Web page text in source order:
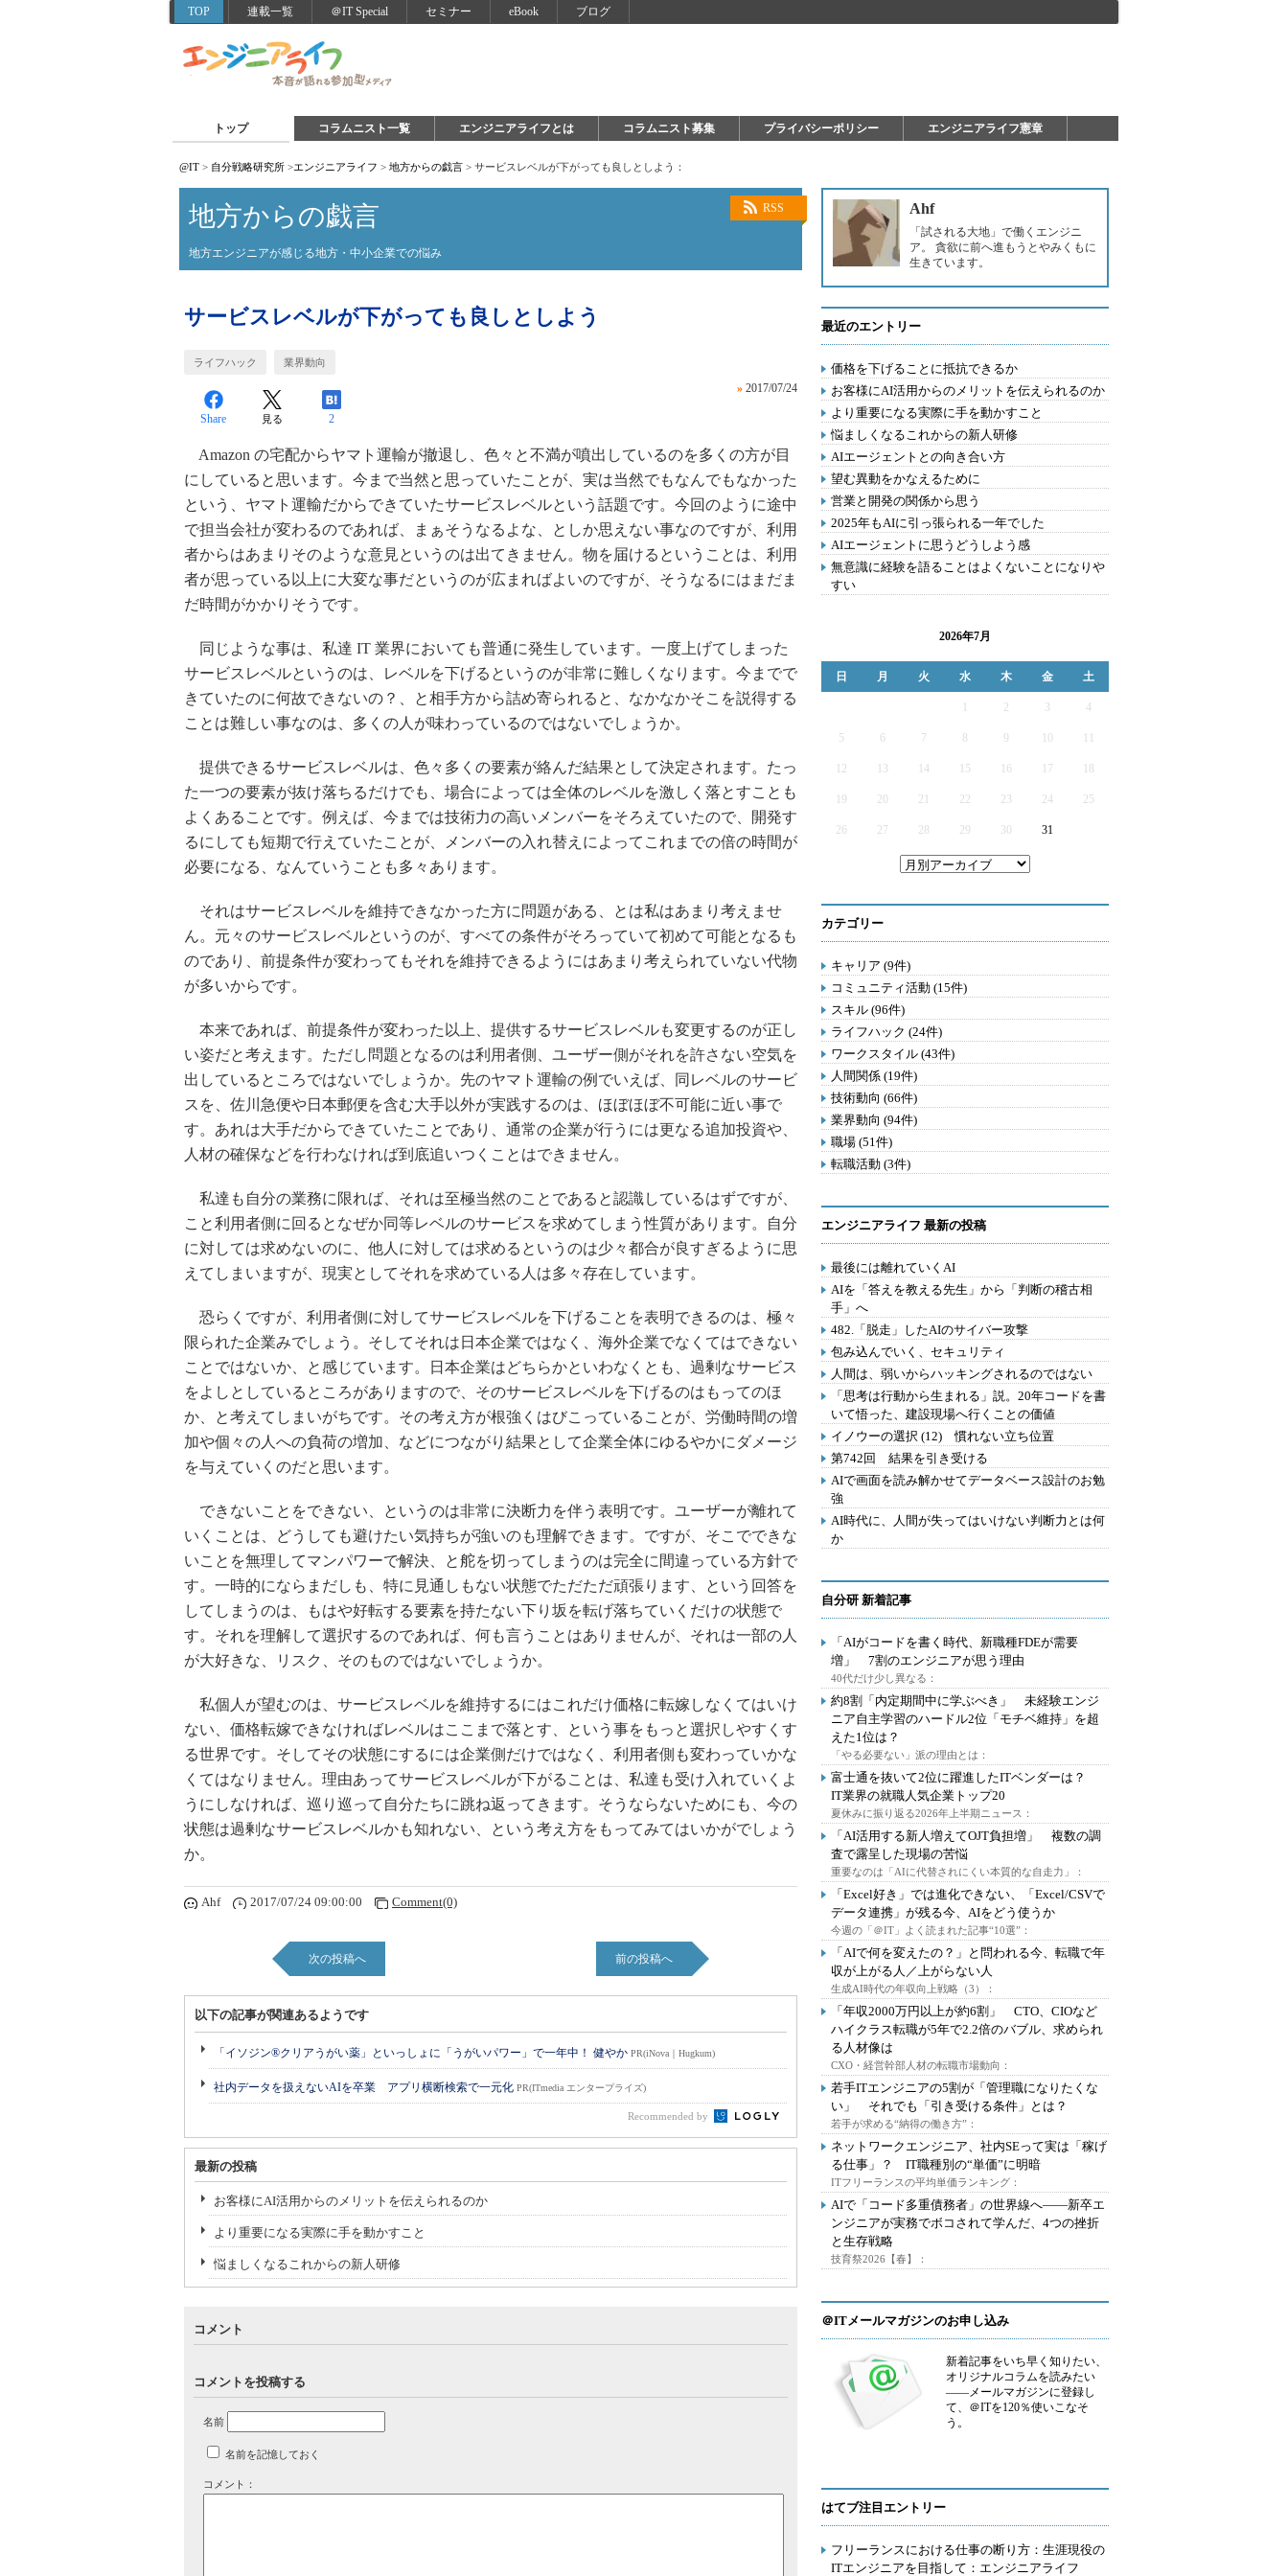
TOP 連載一覧 ＠IT Special セミナー eBook ブログ
トップ コラムニスト一覧 エンジニアライフとは コラムニスト募集 プライバシーポリシー エンジニアライフ憲章
@IT > 自分戦略研究所 >エンジニアライフ > 地方からの戯言 > サービスレベルが下がっても良しとしよう：
RSS
地方からの戯言
地方エンジニアが感じる地方・中小企業での悩み
サービスレベルが下がっても良しとしよう
ライフハック 業界動向
» 2017/07/24
Share 見る 2
Amazon の宅配からヤマト運輸が撤退し、色々と不満が噴出しているのを多くの方が目
にしていると思います。今まで当然と思っていたことが、実は当然でもなんでもなかった
という、ヤマト運輸だからできていたサービスレベルという話題です。今回のように途中
で担当会社が変わるのであれば、まぁそうなるよな、としか思えない事なのですが、利用
者からはあまりそのような意見というのは出てきません。物を届けるということは、利用
者が思っている以上に大変な事だというのが広まればよいのですが、そうなるにはまだま
だ時間がかかりそうです。
同じような事は、私達 IT 業界においても普通に発生しています。一度上げてしまった
サービスレベルというのは、レベルを下げるというのが非常に難しくなります。今までで
きていたのに何故できないの？、と相手方から詰め寄られると、なかなかそこを説得する
ことは難しい事なのは、多くの人が味わっているのではないでしょうか。
提供できるサービスレベルは、色々多くの要素が絡んだ結果として決定されます。たっ
た一つの要素が抜け落ちるだけでも、場合によっては全体のレベルを激しく落とすことも
よくあることです。例えば、今までは技術力の高いメンバーをそろえていたので、開発す
るにしても短期で行えていたことが、メンバーの入れ替えによってこれまでの倍の時間が
必要になる、なんていうことも多々あります。
それはサービスレベルを維持できなかった方に問題がある、とは私はあまり考えませ
ん。元々のサービスレベルというのが、すべての条件がそろっていて初めて可能となるも
のであり、前提条件が変わってもそれを維持できるようにはあまり考えられていない代物
が多いからです。
本来であれば、前提条件が変わった以上、提供するサービスレベルも変更するのが正し
い姿だと考えます。ただし問題となるのは利用者側、ユーザー側がそれを許さない空気を
出しているところではないでしょうか。先のヤマト運輸の例でいえば、同レベルのサービ
スを、佐川急便や日本郵便を含む大手以外が実践するのは、ほぼほぼ不可能に近い事で
す。あれは大手だからできていたことであり、通常の企業が行うには更なる追加投資や、
人材の確保などを行わなければ到底追いつくことはできません。
私達も自分の業務に限れば、それは至極当然のことであると認識しているはずですが、
こと利用者側に回るとなぜか同等レベルのサービスを求めてしまう性質があります。自分
に対しては求めないのに、他人に対しては求めるというのは少々都合が良すぎるように思
えてしまいますが、現実としてそれを求めている人は多々存在しています。
恐らくですが、利用者側に対してサービスレベルを下げることを表明できるのは、極々
限られた企業みでしょう。そしてそれは日本企業ではなく、海外企業でなくてはできない
ことではないか、と感じています。日本企業はどちらかといわなくとも、過剰なサービス
をよしとしているところがありますので、そのサービスレベルを下げるのはもってのほ
か、と考えてしまいがちです。その考え方が根強くはびこっていることが、労働時間の増
加や個々の人への負荷の増加、などにつながり結果として企業全体にゆるやかにダメージ
を与えていくのだと思います。
できないことをできない、というのは非常に決断力を伴う表明です。ユーザーが離れて
いくことは、どうしても避けたい気持ちが強いのも理解できます。ですが、そこでできな
いことを無理してマンパワーで解決、と舵を切ってしまうのは完全に間違っている方針で
す。一時的にならまだしも、特に見通しもない状態でただただ頑張ります、という回答を
してしまうのは、もはや好転する要素を持たない下り坂を転げ落ちていくだけの状態で
す。それを理解して選択するのであれば、何も言うことはありませんが、それは一部の人
が大好きな、リスク、そのものではないでしょうか。
私個人が望むのは、サービスレベルを維持するにはこれだけ価格に転嫁しなくてはいけ
ない、価格転嫁できなければレベルはここまで落とす、という事をもっと選択しやすくす
る世界です。そしてその状態にするには企業側だけではなく、利用者側も変わっていかな
くてはなりません。理由あってサービスレベルが下がることは、私達も受け入れていくよ
うにしなければ、巡り巡って自分たちに跳ね返ってきます。そうならないためにも、今の
状態は過剰なサービスレベルかも知れない、という考え方をもってみてはいかがでしょう
か。
Ahf 2017/07/24 09:00:00 Comment(0)
次の投稿へ 前の投稿へ
以下の記事が関連あるようです
「イソジン®クリアうがい薬」といっしょに「うがいパワー」で一年中！ 健やか PR(iNova｜Hugkum)
社内データを扱えないAIを卒業 アプリ横断検索で一元化 PR(ITmedia エンタープライズ)
Recommended by
最新の投稿
お客様にAI活用からのメリットを伝えられるのか
より重要になる実際に手を動かすこと
悩ましくなるこれからの新人研修
コメント
コメントを投稿する
名前
名前を記憶しておく
コメント：
Ahf
「試される大地」で働くエンジニ
ア。 貪欲に前へ進もうとやみくもに
生きています。
最近のエントリー
価格を下げることに抵抗できるか
お客様にAI活用からのメリットを伝えられるのか
より重要になる実際に手を動かすこと
悩ましくなるこれからの新人研修
AIエージェントとの向き合い方
望む異動をかなえるために
営業と開発の関係から思う
2025年もAIに引っ張られる一年でした
AIエージェントに思うどうしよう感
無意識に経験を語ることはよくないことになりや
すい
2026年7月
日 月 火 水 木 金 土
2 3 4
5 6 7 9
12 13 14 15 16 17
19 20 21 22 23 24 25
26 27 28 29 30 31
カテゴリー
キャリア (9件)
コミュニティ活動 (15件)
スキル (96件)
ライフハック (24件)
ワークスタイル (43件)
人間関係 (19件)
技術動向 (66件)
業界動向 (94件)
職場 (51件)
転職活動 (3件)
エンジニアライフ 最新の投稿
最後には離れていくAI
AIを「答えを教える先生」から「判断の稽古相
手」へ
482.「脱走」したAIのサイバー攻撃
包み込んでいく、セキュリティ
人間は、弱いからハッキングされるのではない
「思考は行動から生まれる」説。20年コードを書
いて悟った、建設現場へ行くことの価値
イノウーの選択 (12) 慣れない立ち位置
第742回 結果を引き受ける
AIで画面を読み解かせてデータベース設計のお勉
強
AI時代に、人間が失ってはいけない判断力とは何
か
自分研 新着記事
「AIがコードを書く時代、新職種FDEが需要
増」 7割のエンジニアが思う理由
40代だけ少し異なる：
約8割「内定期間中に学ぶべき」 未経験エンジ
ニア自主学習のハードル2位「モチベ維持」を超
えた1位は？
「やる必要ない」派の理由とは：
富士通を抜いて2位に躍進したITベンダーは？
IT業界の就職人気企業トップ20
夏休みに振り返る2026年上半期ニュース：
「AI活用する新人増えてOJT負担増」 複数の調
査で露呈した現場の苦悩
重要なのは「AIに代替されにくい本質的な自走力」：
「Excel好き」では進化できない、「Excel/CSVで
データ連携」が残る今、AIをどう使うか
今週の「＠IT」よく読まれた記事“10選”：
「AIで何を変えたの？」と問われる今、転職で年
収が上がる人／上がらない人
生成AI時代の年収向上戦略（3）：
「年収2000万円以上が約6割」 CTO、CIOなど
ハイクラス転職が5年で2.2倍のバブル、求められ
る人材像は
CXO・経営幹部人材の転職市場動向：
若手ITエンジニアの5割が「管理職になりたくな
い」 それでも「引き受ける条件」とは？
若手が求める“納得の働き方”：
ネットワークエンジニア、社内SEって実は「稼げ
る仕事」？ IT職種別の“単価”に明暗
ITフリーランスの平均単価ランキング：
AIで「コード多重債務者」の世界線へ――新卒エ
ンジニアが実務でボコされて学んだ、4つの挫折
と生存戦略
技育祭2026【春】：
＠ITメールマガジンのお申し込み
新着記事をいち早く知りたい、
オリジナルコラムを読みたい
――メールマガジンに登録し
て、＠ITを120％使いこなそ
う。
はてブ注目エントリー
フリーランスにおける仕事の断り方：生涯現役の
ITエンジニアを目指して：エンジニアライフ